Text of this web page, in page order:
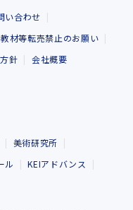
い合わせ
教材等転売禁止のお願い
針 会社概要
美術研究所
ル
KEIアドバンス